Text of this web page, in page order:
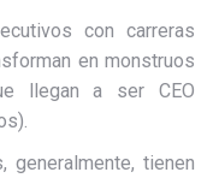
con carreras
en monstruos
llegan a ser CEO
tienen